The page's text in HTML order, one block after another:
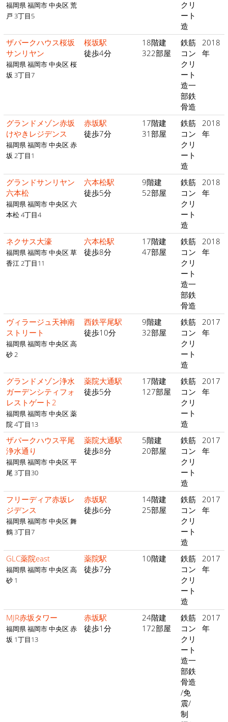
福岡県 福岡市 中央区 荒
戸 3丁目5
クリ
ート
造
ザパークハウス桜坂
サンリヤン
福岡県 福岡市 中央区 桜
坂 3丁目7
桜坂駅
徒歩4分
18階建
322部屋
鉄筋
コン
クリ
ート
造一
部鉄
骨造
2018
年
グランドメゾン赤坂
けやきレジデンス
福岡県 福岡市 中央区 赤
坂 2丁目1
赤坂駅
徒歩7分
17階建
31部屋
鉄筋
コン
クリ
ート
造
2018
年
グランドサンリヤン
六本松
福岡県 福岡市 中央区 六
本松 4丁目4
六本松駅
徒歩5分
9階建
52部屋
鉄筋
コン
クリ
ート
造
2018
年
ネクサス大濠
福岡県 福岡市 中央区 草
香江 2丁目11
六本松駅
徒歩8分
17階建
47部屋
鉄筋
コン
クリ
ート
造一
部鉄
骨造
2018
年
ヴィラージュ天神南
ストリート
福岡県 福岡市 中央区 高
砂 2
西鉄平尾駅
徒歩10分
9階建
32部屋
鉄筋
コン
クリ
ート
造
2017
年
グランドメゾン浄水
ガーデンシティフォ
レストゲート2
福岡県 福岡市 中央区 薬
院 4丁目13
薬院大通駅
徒歩5分
17階建
127部屋
鉄筋
コン
クリ
ート
造
2017
年
ザパークハウス平尾
浄水通り
福岡県 福岡市 中央区 平
尾 3丁目30
薬院大通駅
徒歩8分
5階建
20部屋
鉄筋
コン
クリ
ート
造
2017
年
フリーディア赤坂レ
ジデンス
福岡県 福岡市 中央区 舞
鶴 3丁目7
赤坂駅
徒歩6分
14階建
25部屋
鉄筋
コン
クリ
ート
造
2017
年
GLC薬院east
福岡県 福岡市 中央区 高
砂 1
薬院駅
徒歩7分
10階建
鉄筋
コン
クリ
ート
造
2017
年
MJR赤坂タワー
福岡県 福岡市 中央区 赤
坂 1丁目13
赤坂駅
徒歩1分
24階建
172部屋
鉄筋
コン
クリ
ート
造一
部鉄
骨造
/免
震/
制
2017
年